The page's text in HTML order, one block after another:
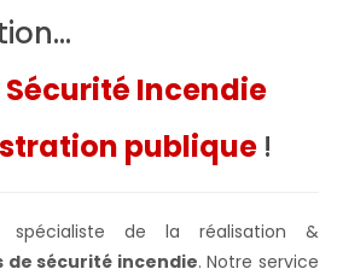
Sécurité Incendie
publique !
spécialiste de la réalisation &
de sécurité incendie. Notre service